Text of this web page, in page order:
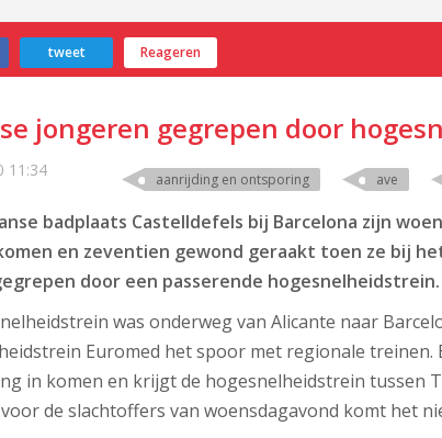
tweet Reageren
jongeren gegrepen door
11:34 aanrijding en ontsporing ave
badplaats Castelldefels bij Barcelona zijn
en zeventien gewond geraakt toen ze bij
door een passerende hogesnelheidstrein.
was onderweg van Alicante naar
Euromed het spoor met regionale treinen.
in komen en krijgt de hogesnelheidstrein tussen
de slachtoffers van woensdagavond komt het